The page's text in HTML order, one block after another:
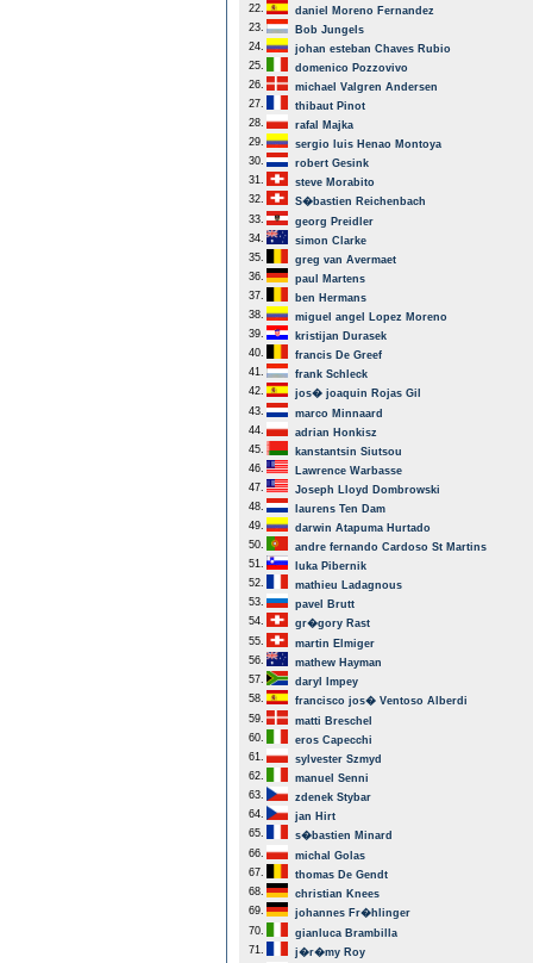
22.
daniel Moreno Fernandez
23.
Bob Jungels
24.
johan esteban Chaves Rubio
25.
domenico Pozzovivo
26.
michael Valgren Andersen
27.
thibaut Pinot
28.
rafal Majka
29.
sergio luis Henao Montoya
30.
robert Gesink
31.
steve Morabito
32.
S�bastien Reichenbach
33.
georg Preidler
34.
simon Clarke
35.
greg van Avermaet
36.
paul Martens
37.
ben Hermans
38.
miguel angel Lopez Moreno
39.
kristijan Durasek
40.
francis De Greef
41.
frank Schleck
42.
jos� joaquin Rojas Gil
43.
marco Minnaard
44.
adrian Honkisz
45.
kanstantsin Siutsou
46.
Lawrence Warbasse
47.
Joseph Lloyd Dombrowski
48.
laurens Ten Dam
49.
darwin Atapuma Hurtado
50.
andre fernando Cardoso St Martins
51.
luka Pibernik
52.
mathieu Ladagnous
53.
pavel Brutt
54.
gr�gory Rast
55.
martin Elmiger
56.
mathew Hayman
57.
daryl Impey
58.
francisco jos� Ventoso Alberdi
59.
matti Breschel
60.
eros Capecchi
61.
sylvester Szmyd
62.
manuel Senni
63.
zdenek Stybar
64.
jan Hirt
65.
s�bastien Minard
66.
michal Golas
67.
thomas De Gendt
68.
christian Knees
69.
johannes Fr�hlinger
70.
gianluca Brambilla
71.
j�r�my Roy